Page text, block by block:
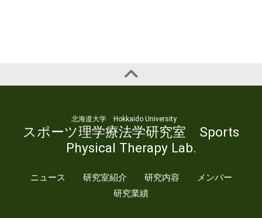
北海道大学 Hokkaido University
スポーツ理学療法学研究室 Sports
Physical Therapy Lab.
ニュース 研究室紹介 研究内容
メンバー
研究業績